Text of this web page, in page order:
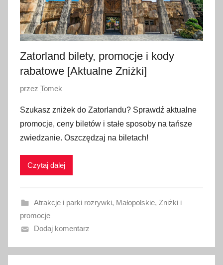
i
a
2
2
6
Zatorland bilety, promocje i kody
rabatowe [Aktualne Zniżki]
O
u
b
l
i
a
n
o
s
przez Tomek
Szukasz zniżek do Zatorlandu? Sprawdź aktualne
promocje, ceny biletów i stałe sposoby na tańsze
zwiedzanie. Oszczędzaj na biletach!
Czytaj dalej
Atrakcje i parki rozrywki, Małopolskie, Zniżki i
promocje
Dodaj komentarz